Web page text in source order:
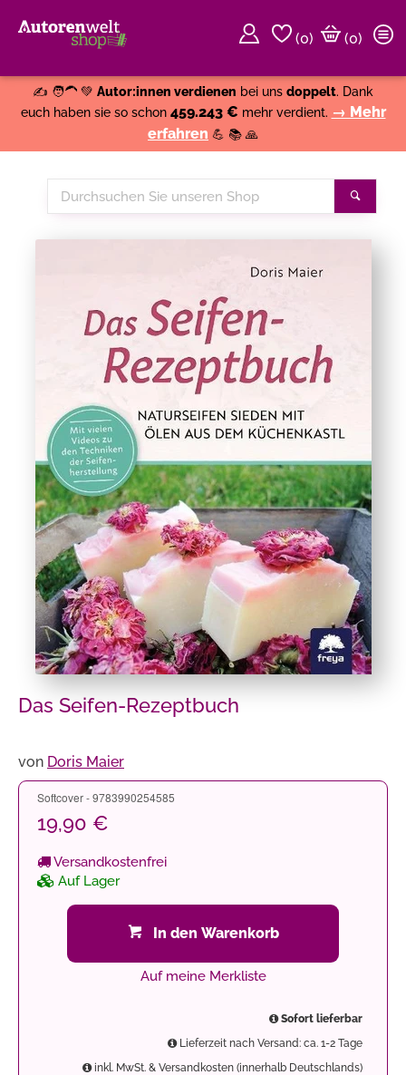
(0)
(0)
✍️ 🧑‍🦱 💚 Autor:innen verdienen bei uns doppelt. Dank
euch haben sie so schon 459.243 € mehr verdient. → Mehr
erfahren 💪 📚 🙏
Durchsuchen
Sie
Das Seifen-Rezeptbuch
von Doris Maier
Softcover - 9783990254585
19,90 €
Versandkostenfrei
Auf Lager
In den Warenkorb
Auf meine Merkliste
Sofort lieferbar
Lieferzeit nach Versand: ca. 1-2 Tage
inkl. MwSt. & Versandkosten (innerhalb Deutschlands)